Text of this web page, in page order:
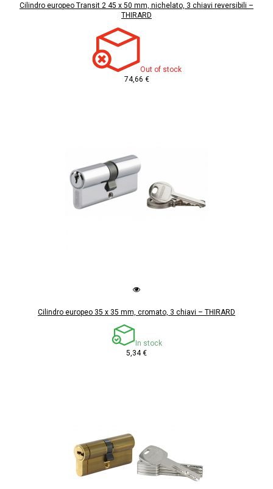
Cilindro europeo Transit 2 45 x 50 mm, nichelato, 3 chiavi reversibili –
THIRARD
Out of stock
74,66 €
Cilindro europeo 35 x 35 mm, cromato, 3 chiavi – THIRARD
In stock
5,34 €